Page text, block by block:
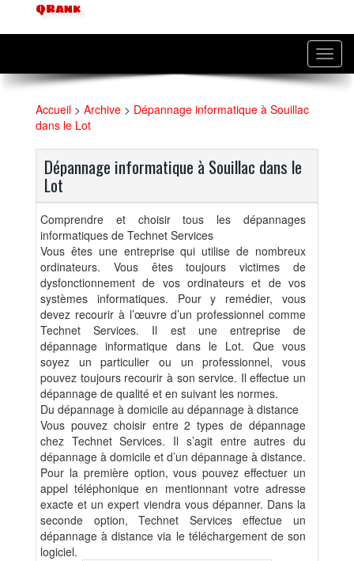
QRank
Accueil > Archive > Dépannage informatique à Souillac
dans le Lot
Dépannage informatique à Souillac dans le
Lot
Comprendre et choisir tous les dépannages
informatiques de Technet Services
Vous êtes une entreprise qui utilise de nombreux
ordinateurs. Vous êtes toujours victimes de
dysfonctionnement de vos ordinateurs et de vos
systèmes informatiques. Pour y remédier, vous
devez recourir à l’œuvre d’un professionnel comme
Technet Services. Il est une entreprise de
dépannage informatique dans le Lot. Que vous
soyez un particulier ou un professionnel, vous
pouvez toujours recourir à son service. Il effectue un
dépannage de qualité et en suivant les normes.
Du dépannage à domicile au dépannage à distance
Vous pouvez choisir entre 2 types de dépannage
chez Technet Services. Il s’agit entre autres du
dépannage à domicile et d’un dépannage à distance.
Pour la première option, vous pouvez effectuer un
appel téléphonique en mentionnant votre adresse
exacte et un expert viendra vous dépanner. Dans la
seconde option, Technet Services effectue un
dépannage à distance via le téléchargement de son
logiciel.